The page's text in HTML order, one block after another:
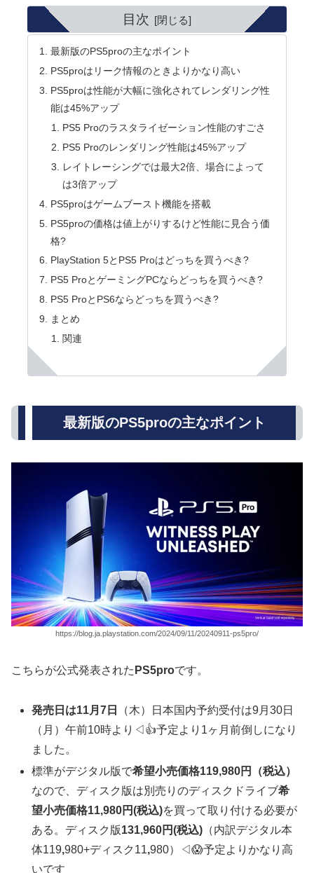
目次
最新版のPS5proの主なポイント
PS5proはリーク情報のときよりかなり高い
PS5proは性能が大幅に強化されてレンダリング性
能は45%アップ
PS5 Proのラスタライゼーション性能のすごさ
PS5 Proのレンダリング性能は45%アップ
レイトレーシングでは最大2倍、場合によって
は3倍アップ
PS5proはゲームブースト機能を搭載
PS5proの価格は値上がりするけど性能に見合う価
格?
PlayStation 5とPS5 Proはどっちを買うべき?
PS5 ProとゲーミングPCならどっちを買うべき?
PS5 ProとPS6ならどっちを買うべき?
まとめ
関連
最新版のPS5proの主なポイント
https://blog.ja.playstation.com/2024/09/11/20240911-ps5pro/
こちらが公式発表された PS5proです。
発売日は11月7日
（木）日本国内予約受付は9月30日
（月）午前10時より◁👍️予定より1ヶ月前倒しになり
ました。
標準がデジタル版で希望小売価格119,980円（税込）
なので、ディスク版は別売りのディスクドライブ希
望小売価格11,980円(税込)を買って取り付ける必要が
ある。ディスク版131,960円(税込) （内訳デジタル本
体119,980+ディスク11,980）◁😱予定よりかなり高
いです